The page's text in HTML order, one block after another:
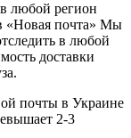
любой регион
«Новая почта» Мы
в любой
доставки
почты в Украине
2-3